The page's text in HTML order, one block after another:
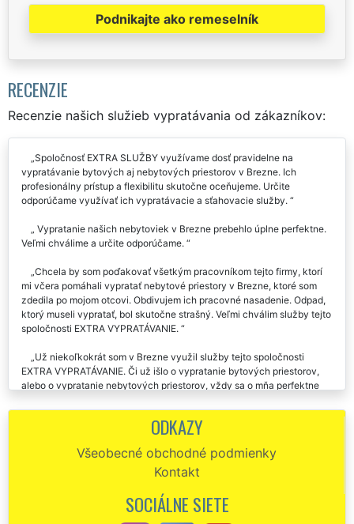
Podnikajte ako remeselník
RECENZIE
Recenzie našich služieb vypratávania od zákazníkov:
Spoločnosť EXTRA SLUŽBY využívame dosť pravidelne na
vypratávanie bytových aj nebytových priestorov v Brezne. Ich
profesionálny prístup a flexibilitu skutočne oceňujeme. Určite
odporúčame využívať ich vypratávacie a sťahovacie služby.
Vypratanie našich nebytoviek v Brezne prebehlo úplne perfektne.
Veľmi chválime a určite odporúčame.
Chcela by som poďakovať všetkým pracovníkom tejto firmy, ktorí
mi včera pomáhali vypratať nebytové priestory v Brezne, ktoré som
zdedila po mojom otcovi. Obdivujem ich pracovné nasadenie. Odpad,
ktorý museli vypratať, bol skutočne strašný. Veľmi chválim služby tejto
spoločnosti EXTRA VYPRATÁVANIE.
Už niekoľkokrát som v Brezne využil služby tejto spoločnosti
EXTRA VYPRATÁVANIE. Či už išlo o vypratanie bytových priestorov,
alebo o vypratanie nebytových priestorov, vždy sa o mňa perfektne
rekonštrukciu daných objektov a potom ešte upratovacie služby.
Skutočne výborná spolupráca. Túto spoločnosť odporúčam.
Spoločnosť EXTRA SLUŽBY sme si vybrali na vypratanie našich
nebytových priestorov v našom nájomnom dome v Brezne.Ich
perfektná. Rozhodne odporúčame využívať služby tejto spoločnosti.
ODKAZY
Všeobecné obchodné podmienky
Kontakt
SOCIÁLNE SIETE